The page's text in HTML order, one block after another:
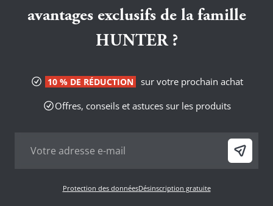
avantages exclusifs de la famille
HUNTER ?
10 % DE RÉDUCTION
sur votre prochain achat
Offres, conseils et astuces sur les produits
Protection des donnéesDésinscription gratuite